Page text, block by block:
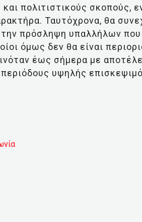
πολιτιστικούς σκοπούς,
Ταυτόχρονα, θα
την πρόσληψη υπαλλήλων
όμως δεν θα είναι
έως σήμερα με
υψηλής